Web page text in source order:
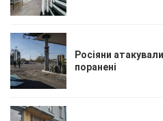
Росіяни
поранені